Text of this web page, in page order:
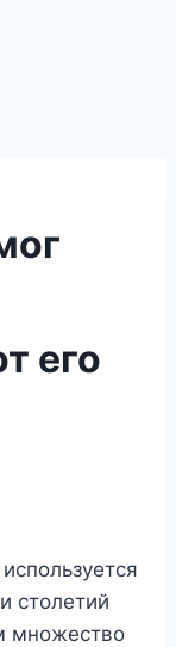
его
столетий
множество